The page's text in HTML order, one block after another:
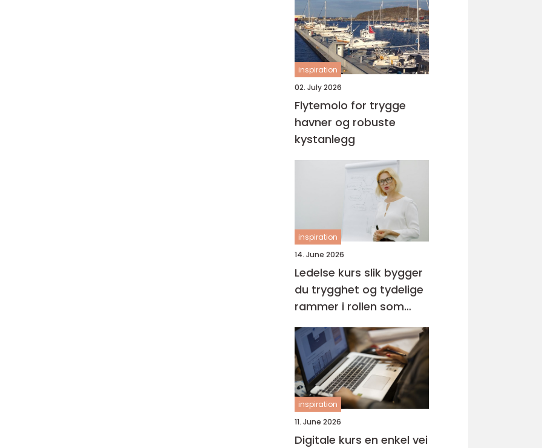
inspiration
02. July 2026
Flytemolo for trygge
havner og robuste
kystanlegg
inspiration
14. June 2026
Ledelse kurs slik bygger
du trygghet og tydelige
rammer i rollen som
leder
inspiration
11. June 2026
Digitale kurs en enkel vei